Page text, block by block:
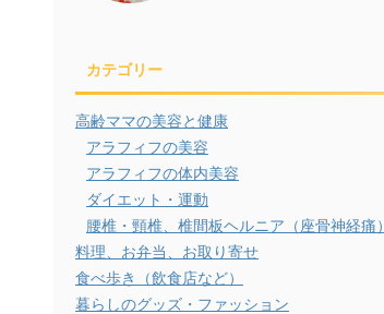
カテゴリー
高齢ママの美容と健康
アラフィフの美容
アラフィフの体内美容
ダイエット・運動
腰椎・頸椎、椎間板ヘルニア（座骨神経痛）
料理、お弁当、お取り寄せ
食べ歩き（飲食店など）
暮らしのグッズ・ファッション